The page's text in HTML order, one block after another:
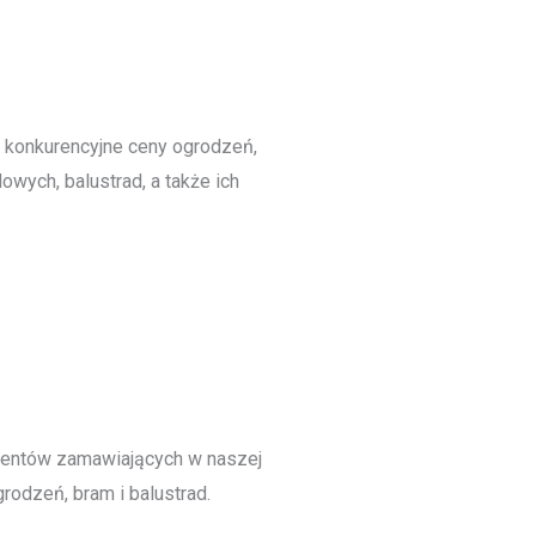
ceny ogrodzeń,
balustrad, a także ich
zamawiających w naszej
bram i balustrad.